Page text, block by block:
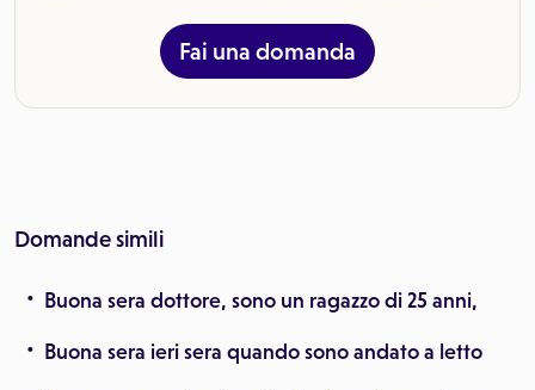
Fai una domanda
Domande simili
Buona sera dottore, sono un ragazzo di 25 anni,
Buona sera ieri sera quando sono andato a letto